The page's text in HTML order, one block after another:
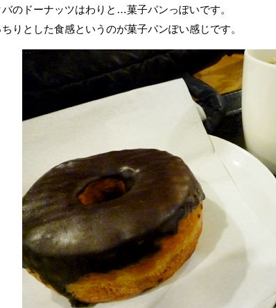
バのドーナッツはわりと…菓子パンっぽいです。
ちりとした食感というのが菓子パンぽい感じです。